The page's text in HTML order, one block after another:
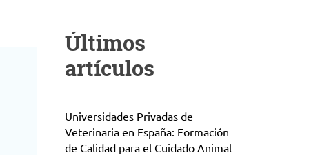
Últimos
artículos
Universidades Privadas de
Veterinaria en España: Formación
de Calidad para el Cuidado Animal